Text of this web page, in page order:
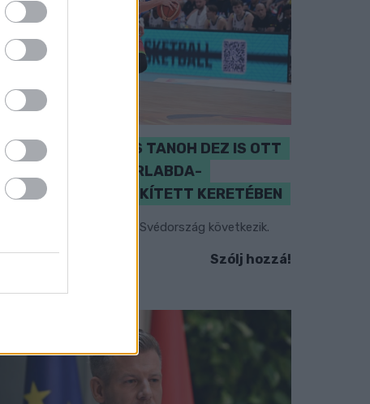
PERL, VÁRADI ÉS TANOH DEZ IS OTT
VAN A FÉRFI KOSÁRLABDA-
VÁLOGATOTT SZŰKÍTETT KERETÉBEN
Észtország, Szlovénia és Svédország következik.
Szólj hozzá!